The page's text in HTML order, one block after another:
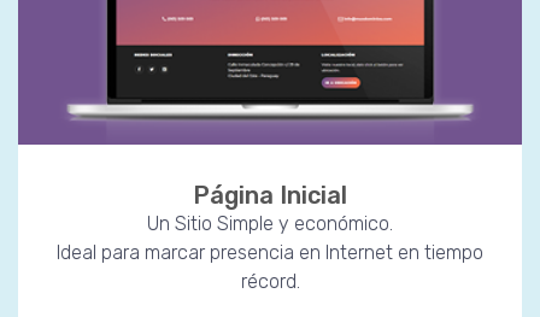
Página Inicial
Un Sitio Simple y económico.
Ideal para marcar presencia en Internet en tiempo
récord.